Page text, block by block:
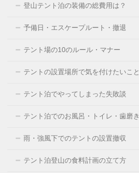
登山テント泊の装備の総費用は？
予備日・エスケープルート・撤退
テント場の10のルール・マナー
テントの設置場所で気を付けたいこと
テント泊でやってしまった失敗談
テント泊でのお風呂・トイレ・歯磨き
雨・強風下でのテントの設置撤収
テント泊登山の食料計画の立て方